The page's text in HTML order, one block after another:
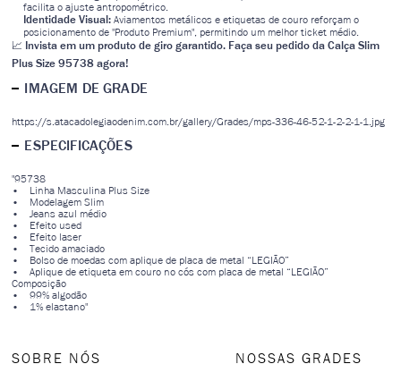
facilita o ajuste antropométrico.
Identidade Visual: Aviamentos metálicos e etiquetas de couro reforçam o
posicionamento de "Produto Premium", permitindo um melhor ticket médio.
📈 Invista em um produto de giro garantido. Faça seu pedido da Calça Slim
Plus Size 95738 agora!
IMAGEM DE GRADE
https://s.atacadolegiaodenim.com.br/gallery/Grades/mps-336-46-52-1-2-2-1-1.jpg
ESPECIFICAÇÕES
"95738
• Linha Masculina Plus Size
• Modelagem Slim
• Jeans azul médio
• Efeito used
• Efeito laser
• Tecido amaciado
• Bolso de moedas com aplique de placa de metal “LEGIÃO”
• Aplique de etiqueta em couro no cós com placa de metal “LEGIÃO”
Composição
• 99% algodão
• 1% elastano"
SOBRE NÓS NOSSAS GRADES